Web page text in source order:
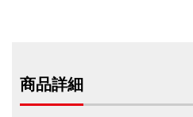
商品詳細